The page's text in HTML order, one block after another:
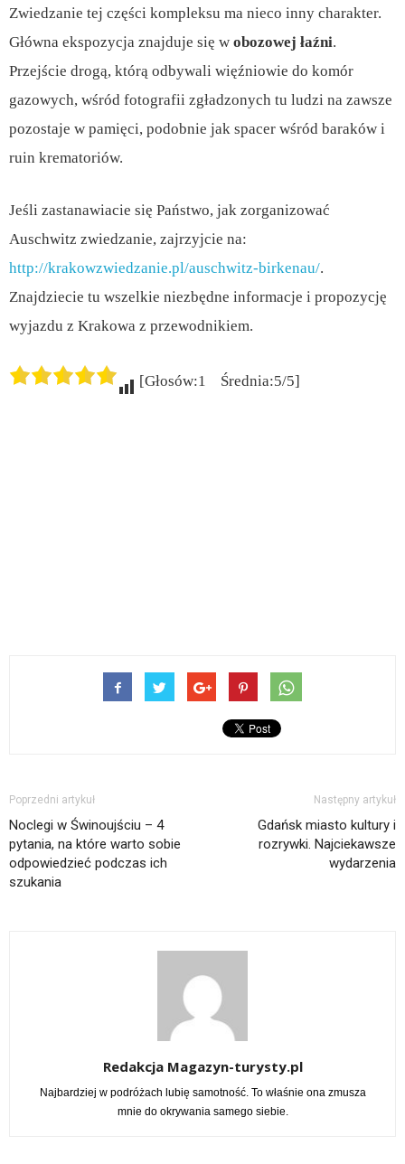
Zwiedzanie tej części kompleksu ma nieco inny charakter.
Główna ekspozycja znajduje się w obozowej łaźni.
Przejście drogą, którą odbywali więźniowie do komór
gazowych, wśród fotografii zgładzonych tu ludzi na zawsze
pozostaje w pamięci, podobnie jak spacer wśród baraków i
ruin krematoriów.
Jeśli zastanawiacie się Państwo, jak zorganizować
Auschwitz zwiedzanie, zajrzyjcie na:
http://krakowzwiedzanie.pl/auschwitz-birkenau/.
Znajdziecie tu wszelkie niezbędne informacje i propozycję
wyjazdu z Krakowa z przewodnikiem.
[Głosów:1 Średnia:5/5]
Poprzedni artykuł
Noclegi w Świnoujściu – 4
pytania, na które warto sobie
odpowiedzieć podczas ich
szukania
Następny artykuł
Gdańsk miasto kultury i
rozrywki. Najciekawsze
wydarzenia
Redakcja Magazyn-turysty.pl
Najbardziej w podróżach lubię samotność. To właśnie ona zmusza
mnie do okrywania samego siebie.